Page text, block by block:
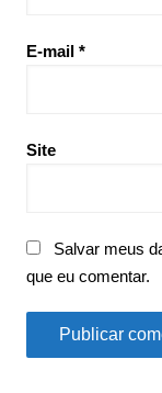
E-mail *
Site
Salvar meus
que eu comentar.